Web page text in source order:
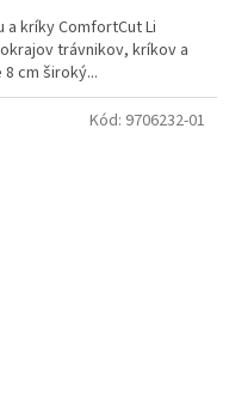
kríky ComfortCut Li
trávnikov, kríkov a
cm široký...
Kód: 9706232-01